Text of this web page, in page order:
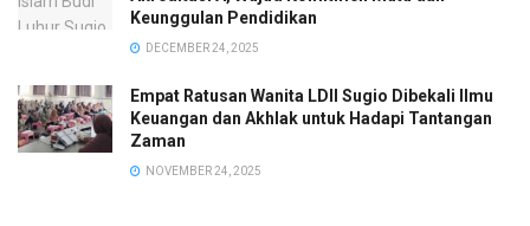
Keunggulan Pendidikan
DECEMBER 24, 2025
Empat Ratusan Wanita LDII Sugio Dibekali Ilmu
Keuangan dan Akhlak untuk Hadapi Tantangan
Zaman
NOVEMBER 24, 2025